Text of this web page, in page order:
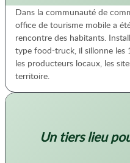
Dans la communauté de
office de tourisme mobile a
rencontre des habitants.
type food-truck, il sillonne les
les producteurs locaux, les
territoire.
Un tiers lieu